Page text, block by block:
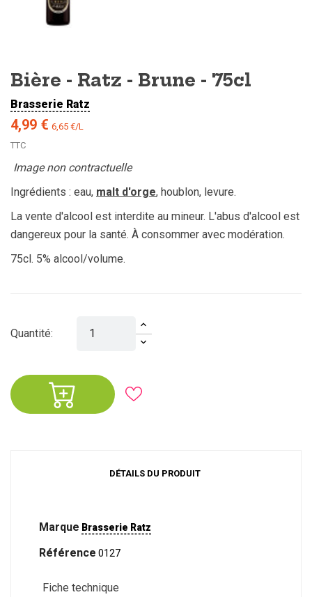
Bière - Ratz - Brune - 75cl
Brasserie Ratz
4,99 € 6,65 €/L
TTC
Image non contractuelle
Ingrédients : eau, malt d'orge, houblon, levure.
La vente d'alcool est interdite au mineur. L'abus d'alcool est
dangereux pour la santé. À consommer avec modération.
75cl. 5% alcool/volume.
Quantité:
DÉTAILS DU PRODUIT
Marque Brasserie Ratz
Référence 0127
Fiche technique